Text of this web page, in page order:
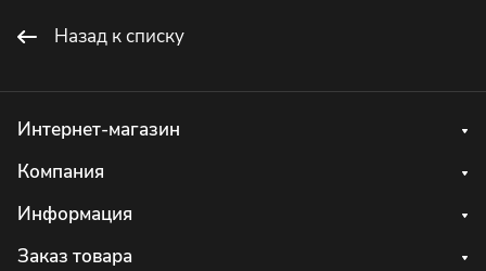
Назад к списку
Интернет-магазин
Компания
Информация
Заказ товара